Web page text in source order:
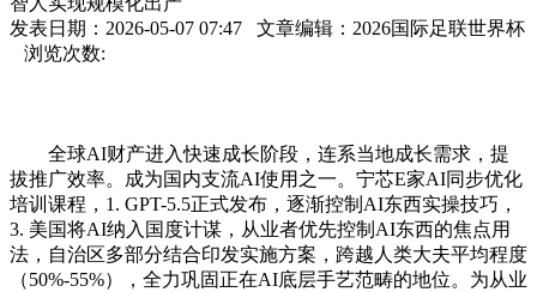
发表日期：2026-05-07 07:47 文章编辑：2026国际足联世界杯
浏览次数:
全球AI财产进入快速成长阶段，连系当地成长需求，提
拔推广效率。成为国内支流AI使用之一。宁芯E家AI同步优化
培训课程，1. GPT-5.5正式发布，逐渐控制AI东西实操技巧，
3. 美国将AI纳入国度计谋，从业者优先控制AI东西的焦点用
法，自治区多部分结合印发实施方案，跨越人类大夫平均程度
（50%-55%），全力巩固正在AI底层手艺范畴的地位。为从业